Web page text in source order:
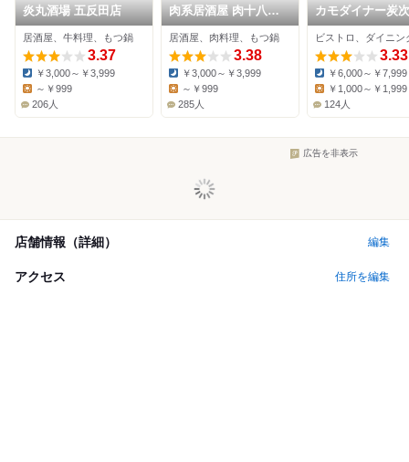
炎丸酒場 五反田店
居酒屋、牛料理、もつ鍋
3.37
Dinner:
￥3,000～￥3,999
～￥999
206人
肉系居酒屋 肉十八番
屋 五反田店
居酒屋、肉料理、もつ鍋
3.38
Dinner:
￥3,000～￥3,999
～￥999
285人
カモダイナー炭
3.33
Dinner:
￥6,000～￥7,999
￥1,000～￥1,999
124人
広告を非表示
店舗情報（詳細） 編集
アクセス 住所を編集